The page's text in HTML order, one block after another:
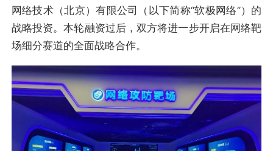
网络技术（北京）有限公司（以下简称“软极网络”）的
战略投资。本轮融资过后，双方将进一步开启在网络靶
场细分赛道的全面战略合作。